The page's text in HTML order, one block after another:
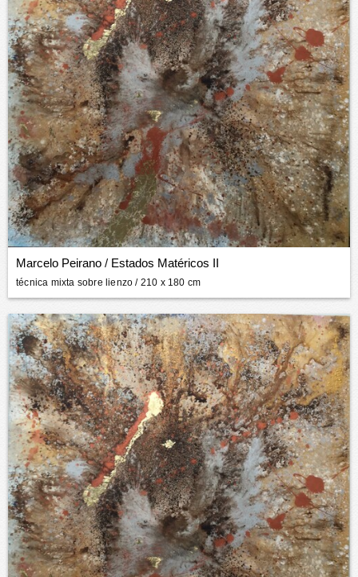
Marcelo Peirano / Estados Matéricos II
técnica mixta sobre lienzo / 210 x 180 cm